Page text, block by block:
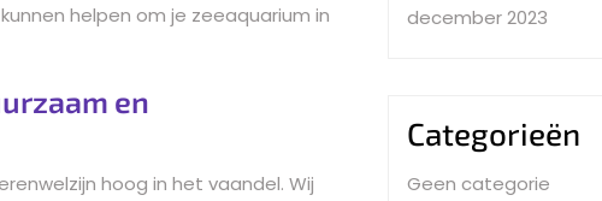
helpen om je zeeaquarium in
en
hoog in het vaandel. Wij
december 2023
Categorieën
Geen categorie